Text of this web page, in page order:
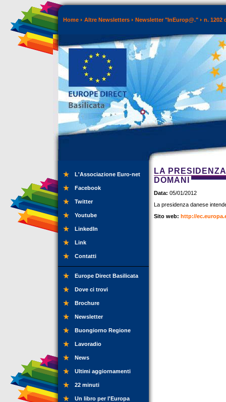
Home Altre Newsletters Newsletter "InEurop@." n. 1202
L'Associazione Euro-net
Facebook
Twitter
Youtube
LinkedIn
Link
Contatti
Europe Direct Basilicata
Dove ci trovi
Brochure
Newsletter
Buongiorno Regione
Lavoradio
News
Ultimi aggiornamenti
22 minuti
Un libro per l'Europa
LA
DOMANI
Data: 05/01/2012
La presidenza danese
Sito web: http://